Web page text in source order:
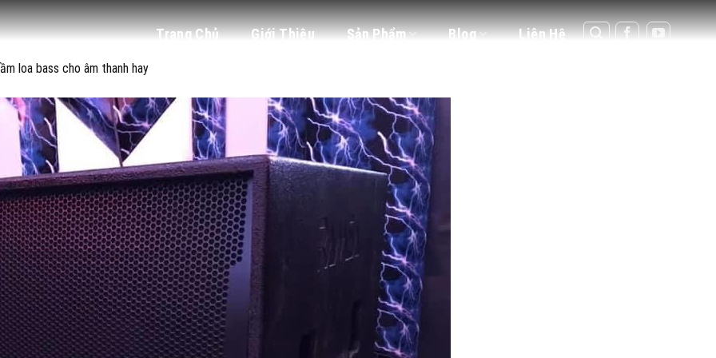
Trang Chủ Giới Thiệu Sản Phẩm Blog Liên Hệ
loa bass cho âm thanh hay